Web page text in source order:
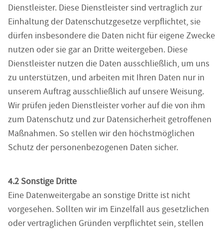
Dienstleister. Diese Dienstleister sind vertraglich zur
Einhaltung der Datenschutzgesetze verpflichtet, sie
dürfen insbesondere die Daten nicht für eigene Zwecke
nutzen oder sie gar an Dritte weitergeben. Diese
Dienstleister nutzen die Daten ausschließlich, um uns
zu unterstützen, und arbeiten mit Ihren Daten nur in
unserem Auftrag ausschließlich auf unsere Weisung.
Wir prüfen jeden Dienstleister vorher auf die von ihm
zum Datenschutz und zur Datensicherheit getroffenen
Maßnahmen. So stellen wir den höchstmöglichen
Schutz der personenbezogenen Daten sicher.
4.2 Sonstige Dritte
Eine Datenweitergabe an sonstige Dritte ist nicht
vorgesehen. Sollten wir im Einzelfall aus gesetzlichen
oder vertraglichen Gründen verpflichtet sein, stellen